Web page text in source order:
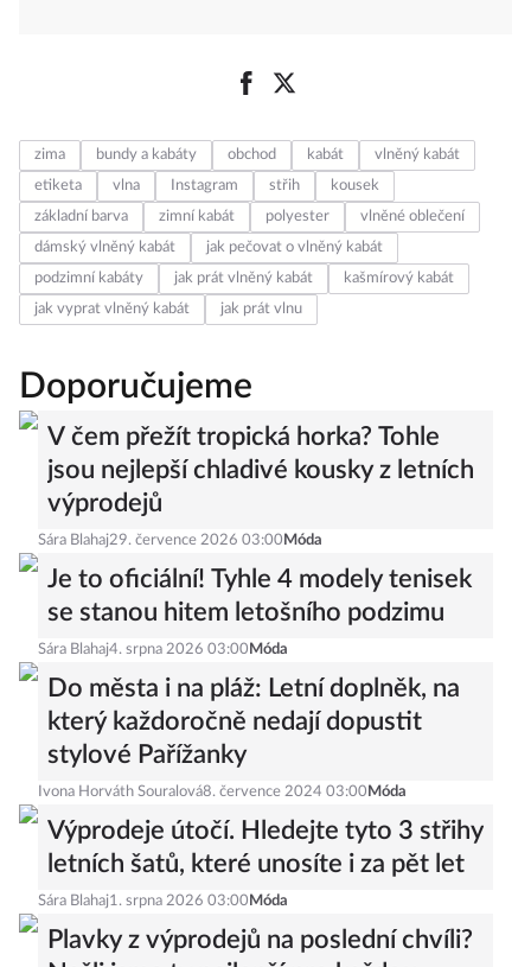
zima bundy a kabáty obchod kabát
vlněný kabát
etiketa
vlna Instagram střih
kousek
základní barva
zimní kabát polyester
vlněné oblečení
dámský vlněný kabát
jak pečovat o vlněný kabát
podzimní kabáty
jak prát vlněný kabát
kašmírový kabát
jak vyprat vlněný kabát
jak prát vlnu
Doporučujeme
V čem přežít tropická horka? Tohle
jsou nejlepší chladivé kousky z letních
výprodejů
Sára Blahaj29. července 2026 03:00 Móda
Je to oficiální! Tyhle 4 modely tenisek
se stanou hitem letošního podzimu
Sára Blahaj4. srpna 2026 03:00 Móda
Do města i na pláž: Letní doplněk, na
který každoročně nedají dopustit
stylové Pařížanky
Ivona Horváth Souralová8. července 2024 03:00 Móda
Výprodeje útočí. Hledejte tyto 3 střihy
letních šatů, které unosíte i za pět let
Sára Blahaj1. srpna 2026 03:00 Móda
Plavky z výprodejů na poslední chvíli?